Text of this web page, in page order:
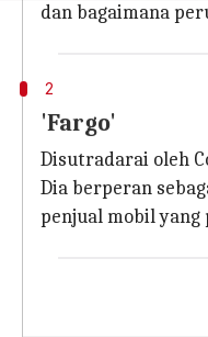
dan bagaimana
2
'Fargo'
Disutradarai oleh
Dia berperan
penjual mobil